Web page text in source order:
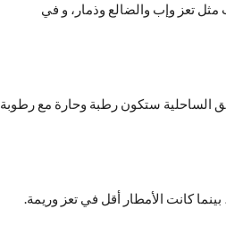
تعز وإب والضالع وذمار، و في
رياحاً قوية تصل سرعتها لـ40 عقدة، والمناطق الساحلية ستكون رطبة وحارة مع رطوبة